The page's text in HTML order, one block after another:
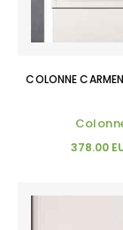
COLONNE
378.00